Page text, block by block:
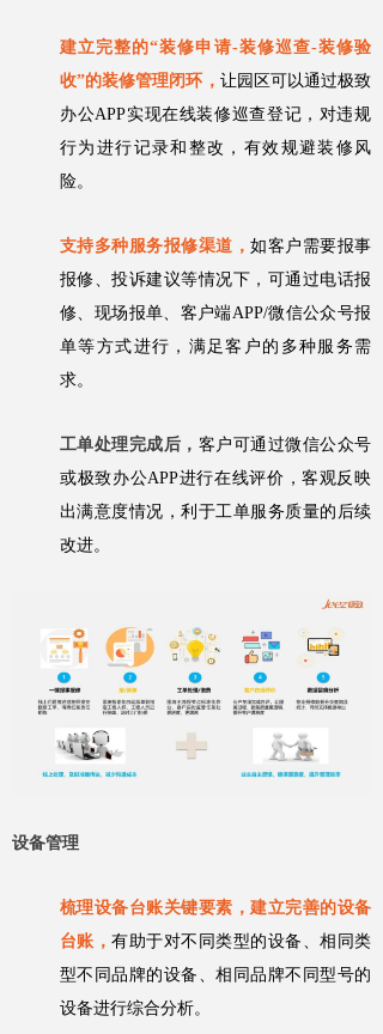
建立完整的“装修申请-装修巡查-装修验
收”的装修管理闭环， 让园区可以通过极致
办公APP实现在线装修巡查登记，对违规
行为进行记录和整改，有效规避装修风
险。
支持多种服务报修渠道，如客户需要报事
报修、投诉建议等情况下，可通过电话报
修、现场报单、客户端APP/微信公众号报
单等方式进行，满足客户的多种服务需
求。
工单处理完成后， 客户可通过微信公众号
或极致办公APP进行在线评价，客观反映
出满意度情况，利于工单服务质量的后续
改进。
设备管理
梳理设备台账关键要素，建立完善的设备
台账，有助于对不同类型的设备、相同类
型不同品牌的设备、相同品牌不同型号的
设备进行综合分析。